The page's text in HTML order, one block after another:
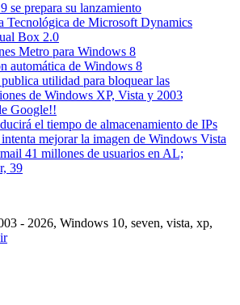
se prepara su lanzamiento
Tecnológica de Microsoft Dynamics
Box 2.0
Metro para Windows 8
automática de Windows 8
utilidad para bloquear las
de Windows XP, Vista y 2003
Google!!
el tiempo de almacenamiento de IPs
mejorar la imagen de Windows Vista
41 millones de usuarios en AL;
39
- 2026, Windows 10, seven, vista, xp,